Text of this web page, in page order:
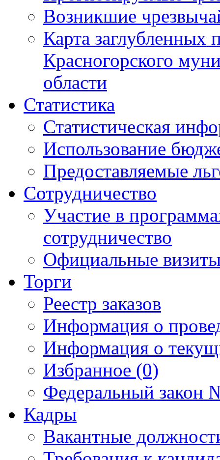
Возникшие
Карта
Красногорского
области
Статистика
Статистическая
Использование
Предоставляемые
Сотрудничество
Участие в
сотрудничество
Официальные
Торги
Реестр заказов
Информация о
Информация о
Избранное (0)
Федеральный закон
Кадры
Вакантные